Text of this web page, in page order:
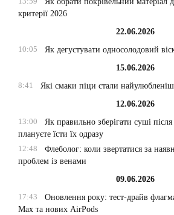
критерії 2026
22.06.2026
10:05
Як дегустувати односолодовий
15.06.2026
8:41
Які смаки піци стали
12.06.2026
13:00
Як правильно зберігати суші
плануєте їсти їх одразу
12:48
Флеболог: коли звертатися за
проблем із венами
09.06.2026
17:43
Оновлення року: тест-драйв
Max та нових AirPods